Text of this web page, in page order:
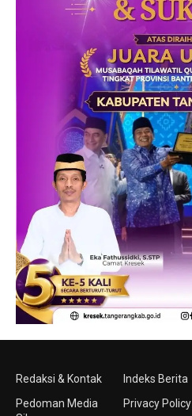
Redaksi & Kontak
Pedoman Media
Indeks Berita
Privacy Policy